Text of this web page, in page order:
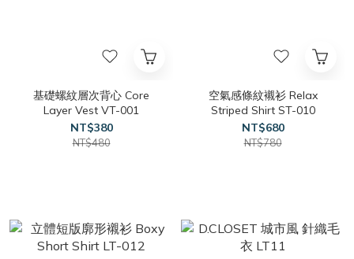
基礎螺紋層次背心 Core
Layer Vest VT-001
NT$380
NT$480
空氣感條紋襯衫 Relax
Striped Shirt ST-010
NT$680
NT$780